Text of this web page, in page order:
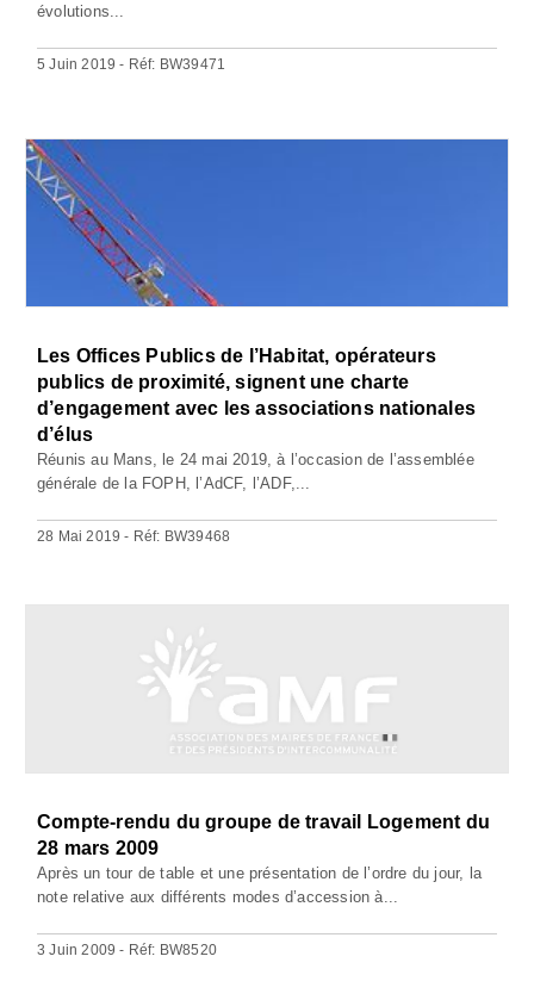
évolutions...
5 Juin 2019 - Réf: BW39471
Les Offices Publics de l’Habitat, opérateurs
publics de proximité, signent une charte
d’engagement avec les associations nationales
d’élus
Réunis au Mans, le 24 mai 2019, à l’occasion de l’assemblée
générale de la FOPH, l’AdCF, l’ADF,...
28 Mai 2019 - Réf: BW39468
Compte-rendu du groupe de travail Logement du
28 mars 2009
Après un tour de table et une présentation de l’ordre du jour, la
note relative aux différents modes d’accession à...
3 Juin 2009 - Réf: BW8520